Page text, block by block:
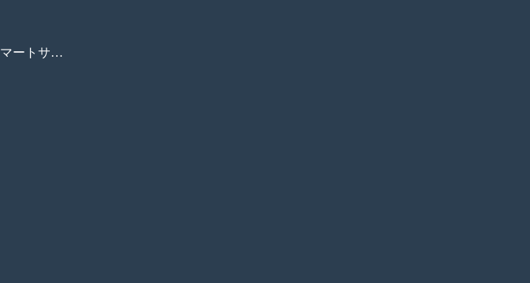
GW603E_スマートサニタリーU設計スペックカタログ